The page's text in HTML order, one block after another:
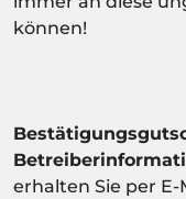
können!
erhalten Sie per E-